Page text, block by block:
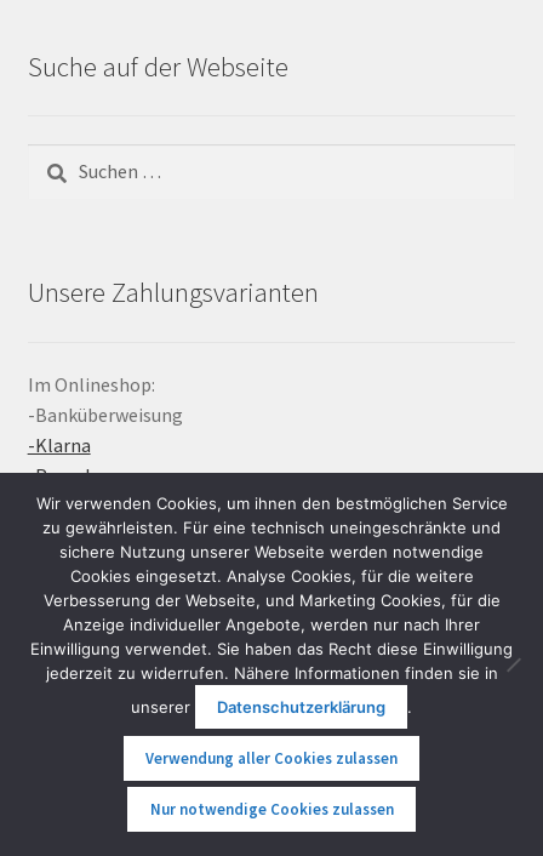
Suche auf der Webseite
Suchen
nach:
Unsere Zahlungsvarianten
Im Onlineshop:
-Banküberweisung
-Klarna
-Paypal
Bei Abholung in der Übungshalle:
-Bar- und Bankomatzahlung
-Paypal
-Apple Pay
-Google Pay
-SEPA Echtzeitüberweisung
Auf Anfrage bieten wir bei Bestellungen größer EUR
2.000,- auch Bezahlung mit Bitcoin und Etherium an
Wir verwenden Cookies, um ihnen den bestmöglichen Service
zu gewährleisten. Für eine technisch uneingeschränkte und
sichere Nutzung unserer Webseite werden notwendige
Cookies eingesetzt. Analyse Cookies, für die weitere
Verbesserung der Webseite, und Marketing Cookies, für die
Anzeige individueller Angebote, werden nur nach Ihrer
Einwilligung verwendet. Sie haben das Recht diese Einwilligung
jederzeit zu widerrufen. Nähere Informationen finden sie in
unserer
Datenschutzerklärung .
Verwendung aller Cookies zulassen
Nur notwendige Cookies zulassen